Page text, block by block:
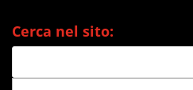
Cerca nel sito: